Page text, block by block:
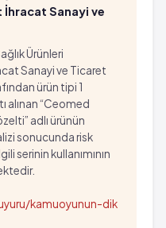
İhracat Sanayi ve
Ürünleri
Sanayi ve Ticaret
ürün tipi 1
alınan “Ceomed
adlı ürünün
sonucunda risk
serinin kullanımının
kamuoyunun-dik